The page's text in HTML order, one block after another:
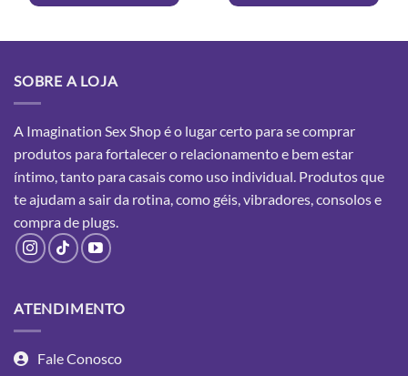
SOBRE A LOJA
A Imagination Sex Shop é o lugar certo para se comprar
produtos para fortalecer o relacionamento e bem estar
íntimo, tanto para casais como uso individual. Produtos que
te ajudam a sair da rotina, como géis, vibradores, consolos e
comprade plugs.
ATENDIMENTO
Fale Conosco